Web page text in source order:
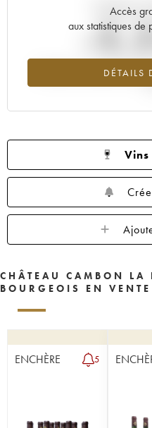
Accès
aux statistiques
DÉTAILS
Tendance
-
Tendance à la baisse du
Vins
CHÂTEAU CAMBON LA
BOURGEOIS EN VENTE
ENCHÈRE 5